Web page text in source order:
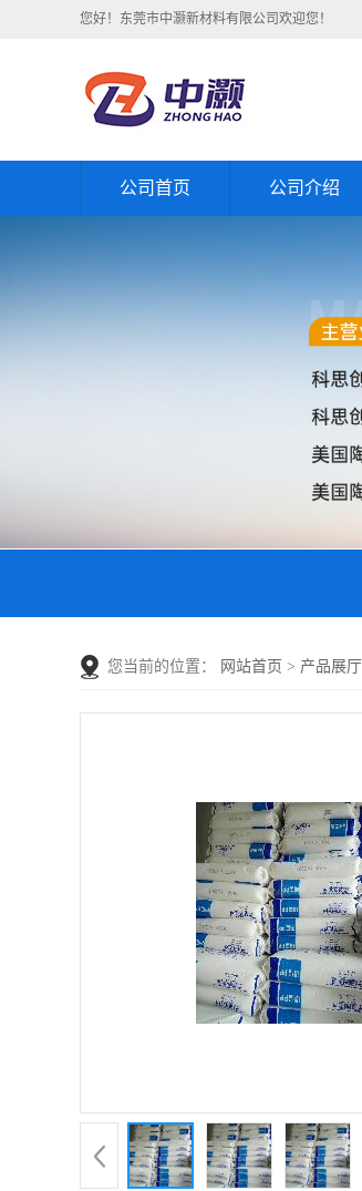
您好！东莞市中灏新材料有限公司欢迎您！
公司首页 公司介绍
您当前的位置： 网站首页 > 产品展厅